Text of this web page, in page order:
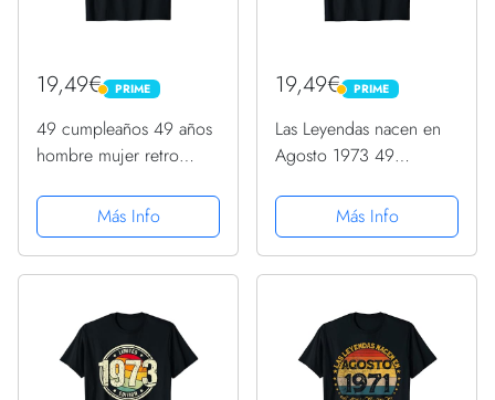
19,49€ PRIME
PRIME
49 cumpleaños 49 años
hombre mujer retro
CamisetaMás Info
19,49€ PRIME
PRIME
Las Leyendas nacen en
Agosto 1973 49
CamisetaMás Info